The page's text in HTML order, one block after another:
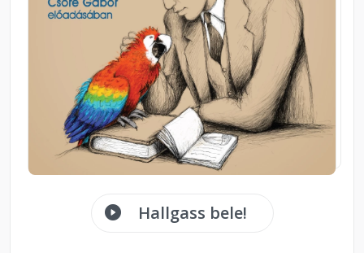
Hallgass bele!